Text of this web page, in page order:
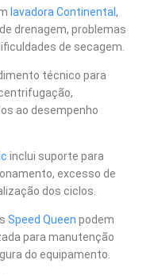
lavadora Continental,
drenagem, problemas
de secagem.
técnico para
ao desempenho
inclui suporte para
excesso de
dos ciclos.
Speed Queen podem
para manutenção
do equipamento.